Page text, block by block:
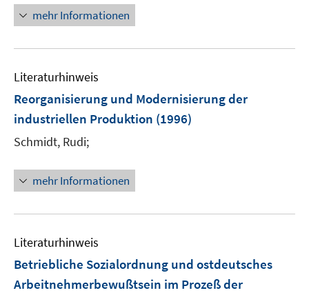
e
r
e
n
mehr Informationen
Literaturhinweis
Reorganisierung und Modernisierung der
industriellen Produktion (1996)
Schmidt, Rudi;
mehr Informationen
Literaturhinweis
Betriebliche Sozialordnung und ostdeutsches
Arbeitnehmerbewußtsein im Prozeß der